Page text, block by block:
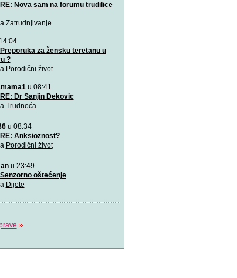
RE: Nova sam na forumu trudilice
Zatrudnjivanje
Preporuka za žensku teretanu u
?
Porodični život
u 08:41
RE: Dr Sanjin Dekovic
Trudnoća
u 08:34
RE: Anksioznost?
Porodični život
u 23:49
Senzorno oštećenje
Dijete